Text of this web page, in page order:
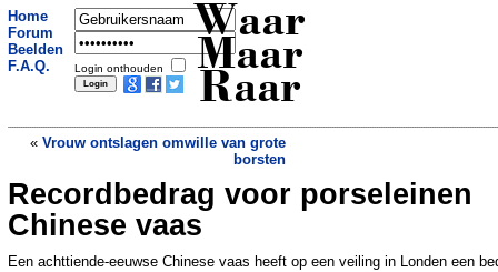
Home
Forum
Beelden
F.A.Q.
Login onthouden
Waar
Maar
Raar
« Vrouw ontslagen omwille van grote
borsten
Seksbelasting in Duitsland»
Recordbedrag voor porseleinen
Chinese vaas
Een achttiende-eeuwse Chinese vaas heeft op een veiling in Londen een